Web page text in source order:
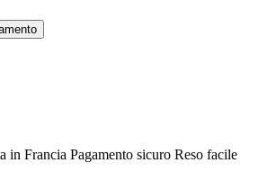
in Francia Pagamento sicuro Reso facile